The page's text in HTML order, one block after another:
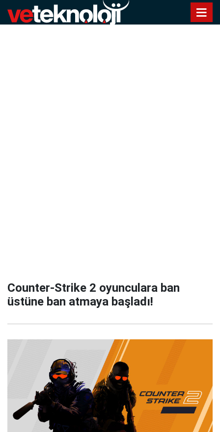
Counter-Strike 2 oyunculara ban
üstüne ban atmaya başladı!